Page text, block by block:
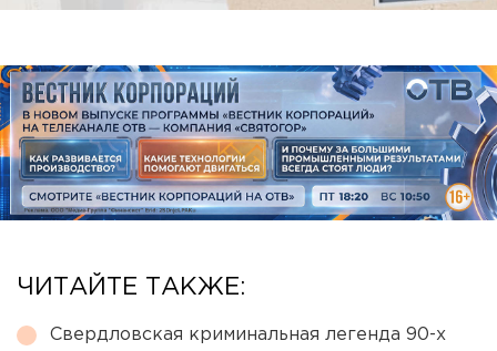
ЧИТАЙТЕ ТАКЖЕ:
Свердловская криминальная легенда 90-х